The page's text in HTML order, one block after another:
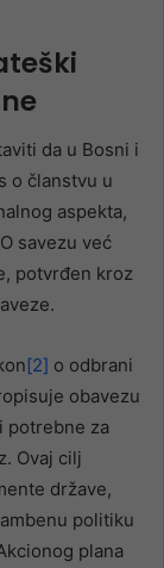
da u Bosni i
o članstvu u
aspekta,
savezu već
potvrđen kroz
[2] o odbrani
obavezu
potrebne za
Ovaj cilj
države,
politiku
plana